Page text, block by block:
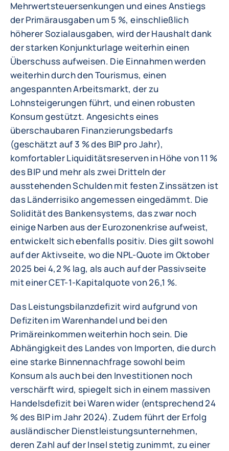
Mehrwertsteuersenkungen und eines Anstiegs
der Primärausgaben um 5 %, einschließlich
höherer Sozialausgaben, wird der Haushalt dank
der starken Konjunkturlage weiterhin einen
Überschuss aufweisen. Die Einnahmen werden
weiterhin durch den Tourismus, einen
angespannten Arbeitsmarkt, der zu
Lohnsteigerungen führt, und einen robusten
Konsum gestützt. Angesichts eines
überschaubaren Finanzierungsbedarfs
(geschätzt auf 3 % des BIP pro Jahr),
komfortabler Liquiditätsreserven in Höhe von 11 %
des BIP und mehr als zwei Dritteln der
ausstehenden Schulden mit festen Zinssätzen ist
das Länderrisiko angemessen eingedämmt. Die
Solidität des Bankensystems, das zwar noch
einige Narben aus der Eurozonenkrise aufweist,
entwickelt sich ebenfalls positiv. Dies gilt sowohl
auf der Aktivseite, wo die NPL-Quote im Oktober
2025 bei 4,2 % lag, als auch auf der Passivseite
mit einer CET-1-Kapitalquote von 26,1 %.
Das Leistungsbilanzdefizit wird aufgrund von
Defiziten im Warenhandel und bei den
Primäreinkommen weiterhin hoch sein. Die
Abhängigkeit des Landes von Importen, die durch
eine starke Binnennachfrage sowohl beim
Konsum als auch bei den Investitionen noch
verschärft wird, spiegelt sich in einem massiven
Handelsdefizit bei Waren wider (entsprechend 24
% des BIP im Jahr 2024). Zudem führt der Erfolg
ausländischer Dienstleistungsunternehmen,
deren Zahl auf der Insel stetig zunimmt, zu einer